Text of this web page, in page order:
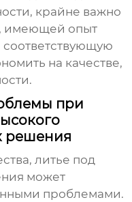
крайне важно
имеющей опыт
на качестве,
при
решения
литье под
может
проблемами.